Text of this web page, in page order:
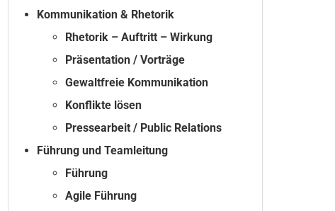
Kommunikation & Rhetorik
Rhetorik – Auftritt – Wirkung
Präsentation / Vorträge
Gewaltfreie Kommunikation
Konflikte lösen
Pressearbeit / Public Relations
Führung und Teamleitung
Führung
Agile Führung